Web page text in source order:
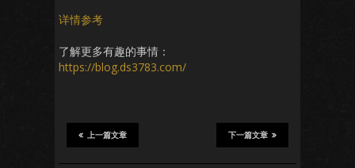
详情参考
了解更多有趣的事情：
https://blog.ds3783.com/
下一篇文章
上一篇文章